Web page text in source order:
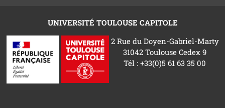
UNIVERSITÉ TOULOUSE CAPITOLE
2 Rue du Doyen-Gabriel-Marty
31042 Toulouse Cedex 9
Tél : +33(0)5 61 63 35 00